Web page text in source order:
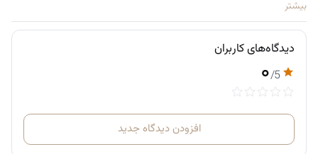
نحوه استفاده:
می توان هرشب از آن استفاده کرد.
با این حال، ما اکیداً توصیه می‌کنیم که محصول را قبل از شروع استفاده،
تست حساسیت بگیرید تا آن را به طور کامل در روتین مراقبت از پوست خود
بگنجانید.
بهتر است با تعداد دفعات کم شروع کنید و پس از اینکه به احساس سوزن
سوزن شدن هنگام استفاده از اسنس ریدل شات 100 عادت کردید، دفعات
بیشتر
دیدگاه‌های کاربران
۰/5
افزودن دیدگاه جدید